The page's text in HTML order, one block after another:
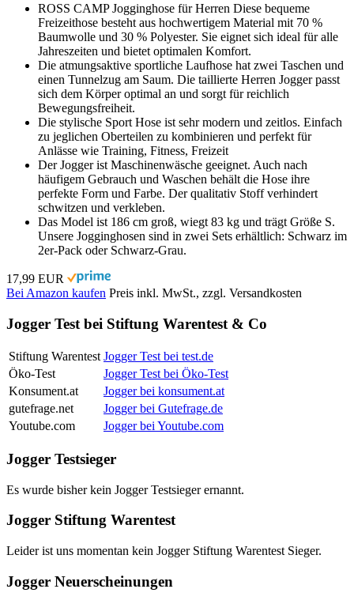
ROSS CAMP Jogginghose für Herren Diese bequeme
Freizeithose besteht aus hochwertigem Material mit 70 %
Baumwolle und 30 % Polyester. Sie eignet sich ideal für alle
Jahreszeiten und bietet optimalen Komfort.
Die atmungsaktive sportliche Laufhose hat zwei Taschen und
einen Tunnelzug am Saum. Die taillierte Herren Jogger passt
sich dem Körper optimal an und sorgt für reichlich
Bewegungsfreiheit.
Die stylische Sport Hose ist sehr modern und zeitlos. Einfach
zu jeglichen Oberteilen zu kombinieren und perfekt für
Anlässe wie Training, Fitness, Freizeit
Der Jogger ist Maschinenwäsche geeignet. Auch nach
häufigem Gebrauch und Waschen behält die Hose ihre
perfekte Form und Farbe. Der qualitativ Stoff verhindert
schwitzen und verkleben.
Das Model ist 186 cm groß, wiegt 83 kg und trägt Größe S.
Unsere Jogginghosen sind in zwei Sets erhältlich: Schwarz im
2er-Pack oder Schwarz-Grau.
17,99 EUR
Bei Amazon kaufen Preis inkl. MwSt., zzgl. Versandkosten
Jogger Test bei Stiftung Warentest & Co
Stiftung Warentest Jogger Test bei test.de
Öko-Test
Jogger Test bei Öko-Test
Konsument.at
Jogger bei konsument.at
gutefrage.net
Jogger bei Gutefrage.de
Youtube.com
Jogger bei Youtube.com
Jogger Testsieger
Es wurde bisher kein Jogger Testsieger ernannt.
Jogger Stiftung Warentest
Leider ist uns momentan kein Jogger Stiftung Warentest Sieger.
Jogger Neuerscheinungen